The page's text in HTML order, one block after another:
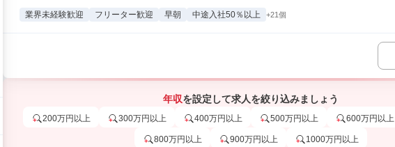
業界未経験歓迎 フリーター歓迎 早朝 中途入社50％以上 +21個
年収を設定して求人を絞り込みましょう
200万円以上 300万円以上 400万円以上 500万円以上 600万円以上
800万円以上 900万円以上 1000万円以上